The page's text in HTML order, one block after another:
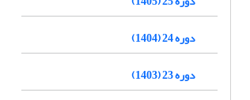
دوره 24 (1404)
دوره 23 (1403)